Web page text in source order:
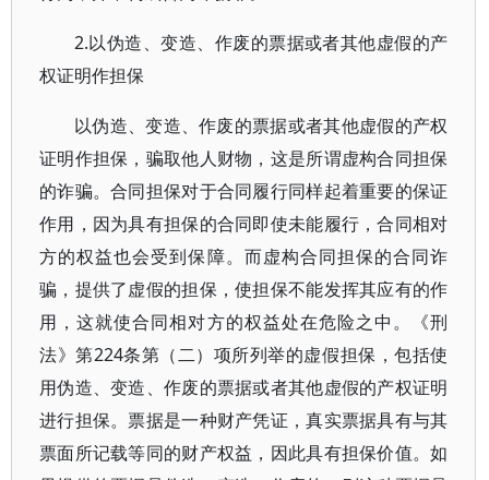
2.以伪造、变造、作废的票据或者其他虚假的产
权证明作担保
以伪造、变造、作废的票据或者其他虚假的产权
证明作担保，骗取他人财物，这是所谓虚构合同担保
的诈骗。合同担保对于合同履行同样起着重要的保证
作用，因为具有担保的合同即使未能履行，合同相对
方的权益也会受到保障。而虚构合同担保的合同诈
骗，提供了虚假的担保，使担保不能发挥其应有的作
用，这就使合同相对方的权益处在危险之中。《刑
法》第224条第（二）项所列举的虚假担保，包括使
用伪造、变造、作废的票据或者其他虚假的产权证明
进行担保。票据是一种财产凭证，真实票据具有与其
票面所记载等同的财产权益，因此具有担保价值。如